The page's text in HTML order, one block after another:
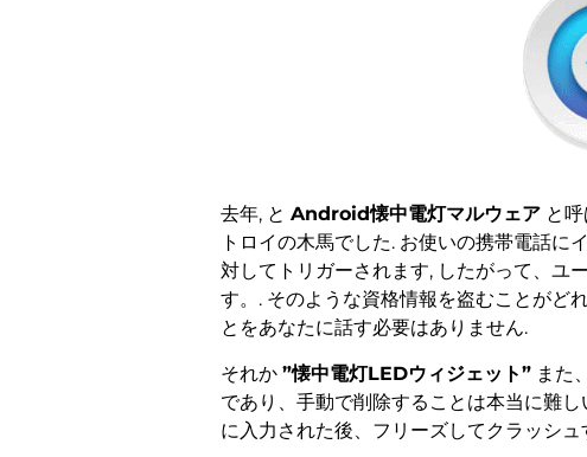
去年, と Android懐中電灯マルウェア と
トロイの木馬でした. お使いの携帯電話に
対してトリガーされます, したがって、ユ
す。. そのような資格情報を盗むことがど
とをあなたに話す必要はありません.
それか ”懐中電灯LEDウィジェット” また
であり、手動で削除することは本当に難
に入力された後、フリーズしてクラッシュ